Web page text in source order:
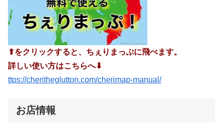
⬆︎をクリックすると、ちぇりまっぷに飛べます。
詳しい使い方はこちらへ⬇︎
ttps://cheritheglutton.com/cherimap-manual/
お店情報